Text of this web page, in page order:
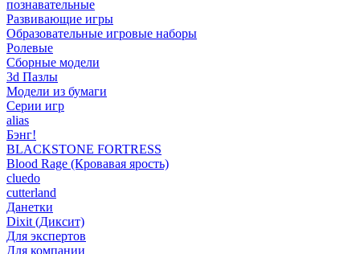
познавательные
Развивающие игры
Образовательные игровые наборы
Ролевые
Сборные модели
3d Пазлы
Модели из бумаги
Серии игр
alias
Бэнг!
BLACKSTONE FORTRESS
Blood Rage (Кровавая ярость)
cluedo
cutterland
Данетки
Dixit (Диксит)
Для экспертов
Для компании